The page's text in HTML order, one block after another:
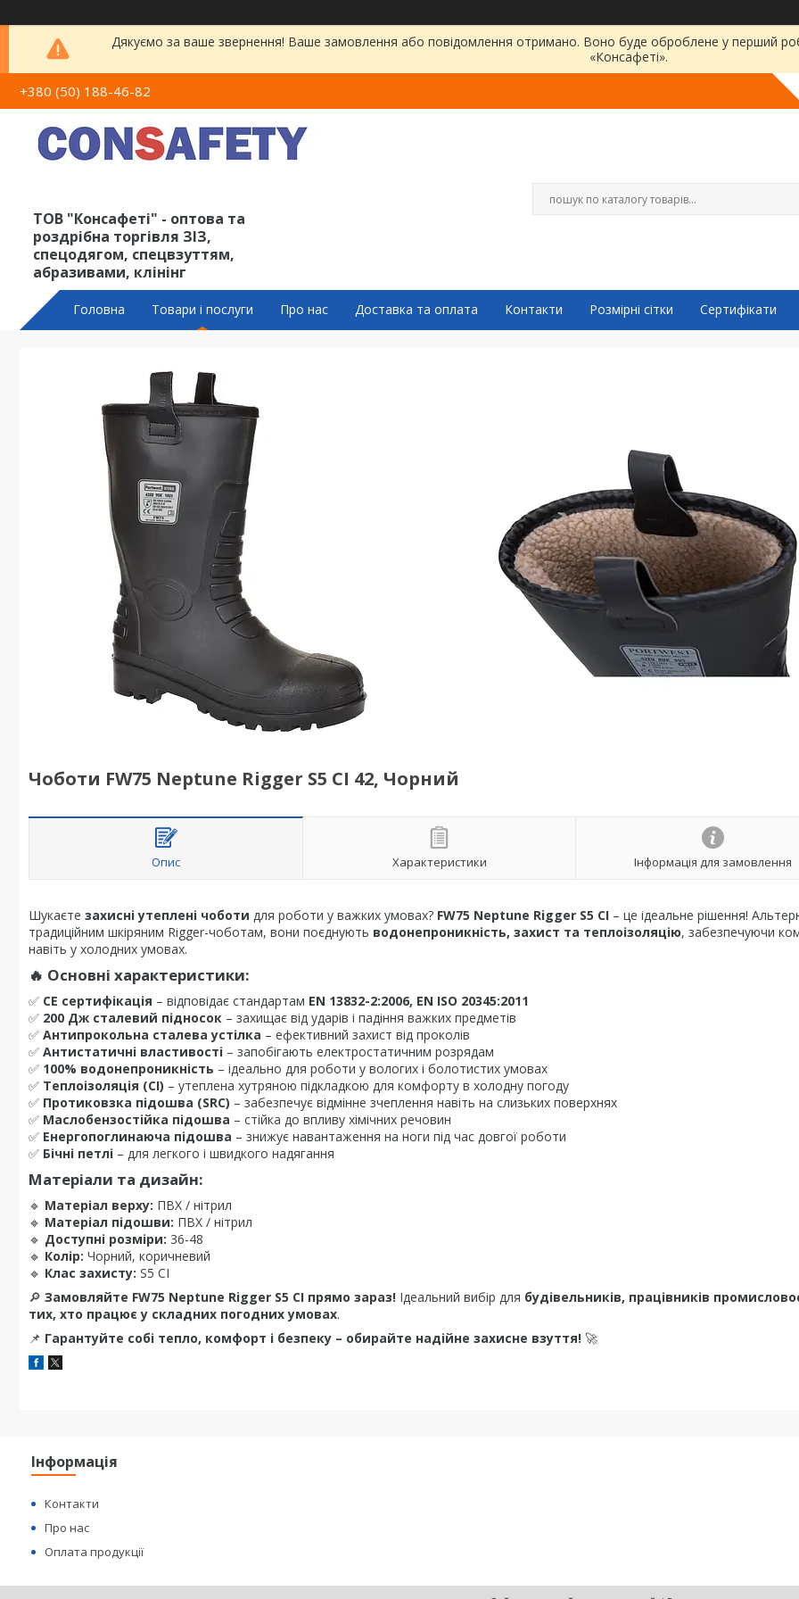
Дякуємо за ваше звернення! Ваше замовлення або повідомлення отримано. Воно буде оброблене у перший
«Консафеті».
+380 (50) 188-46-82
ТОВ "Консафеті" - оптова та
роздрібна торгівля ЗІЗ,
спецодягом, спецвзуттям,
абразивами, клінінг
Головна Товари і послуги Про нас Доставка та оплата Контакти Розмірні сітки Сертифікати
Чоботи FW75 Neptune Rigger S5 CI 42, Чорний
Опис Характеристики Інформація для замовлення
Шукаєте захисні утеплені чоботи для роботи у важких умовах? FW75 Neptune Rigger S5 CI – це ідеальне рішення!
традиційним шкіряним Rigger-чоботам, вони поєднують водонепроникність, захист та теплоізоляцію, забезпечуючи
навіть у холодних умовах.
🔥 Основні характеристики:
✅ CE сертифікація – відповідає стандартам EN 13832-2:2006, EN ISO 20345:2011
✅ 200 Дж сталевий підносок – захищає від ударів і падіння важких предметів
✅ Антипрокольна сталева устілка – ефективний захист від проколів
✅ Антистатичні властивості – запобігають електростатичним розрядам
✅ 100% водонепроникність – ідеально для роботи у вологих і болотистих умовах
✅ Теплоізоляція (CI) – утеплена хутряною підкладкою для комфорту в холодну погоду
✅ Протиковзка підошва (SRC) – забезпечує відмінне зчеплення навіть на слизьких поверхнях
✅ Маслобензостійка підошва – стійка до впливу хімічних речовин
✅ Енергопоглинаюча підошва – знижує навантаження на ноги під час довгої роботи
✅ Бічні петлі – для легкого і швидкого надягання
Матеріали та дизайн:
🔹 Матеріал верху: ПВХ / нітрил
🔹 Матеріал підошви: ПВХ / нітрил
🔹 Доступні розміри: 36-48
🔹 Колір: Чорний, коричневий
🔹 Клас захисту: S5 CI
🔎 Замовляйте FW75 Neptune Rigger S5 CI прямо зараз! Ідеальний вибір для будівельників, працівників
тих, хто працює у складних погодних умовах.
📌 Гарантуйте собі тепло, комфорт і безпеку – обирайте надійне захисне взуття! 🚀
Інформація
Контакти
Про нас
Оплата продукції